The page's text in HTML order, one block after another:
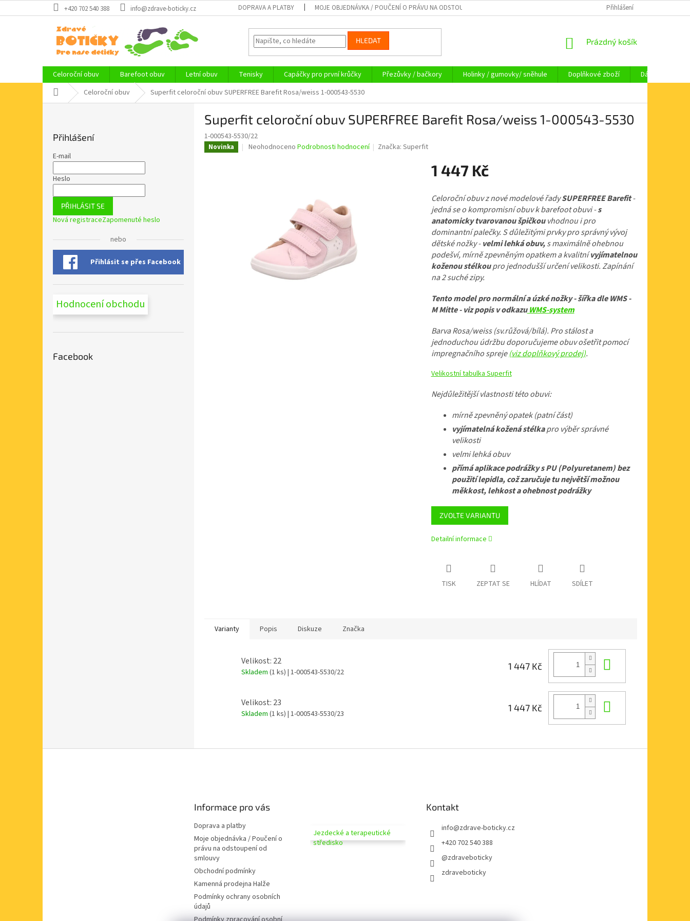
na
+420 702 540 388 info@zdrave-boticky.cz DOPRAVA A PLATBY MOJE OBJEDNÁVKA / POUČENÍ O PRÁVU NA ODSTOUPENÍ OD SMLOUVY KAMENNÁ PRODEJNA
Přihlášení
HLEDAT
NÁKUPNÍ
Prázdný košík
Celoroční obuv Barefoot obuv Letní obuv Tenisky Capáčky pro první krůčky Přezůvky / bačkory Holinky / gumovky/ sněhule Doplňkové zboží
Dárkové
Domů Celoroční obuv Superfit celoroční obuv SUPERFREE Barefit Rosa/weiss 1-000543-5530
Přihlášení
E-mail
Heslo
PŘIHLÁSIT SE
Nová registraceZapomenuté heslo
nebo
Přihlásit se přes Facebook
Hodnocení obchodu
Facebook
Superfit celoroční obuv SUPERFREE Barefit Rosa/weiss 1-000543-5530
1-000543-5530/22
Novinka
Průměrné
Neohodnoceno Podrobnosti hodnocení Značka:Superfit
1 447 Kč
cena:
ZVOLTE VARIANTU
Celoroční obuv z nové modelové řadySUPERFREE Barefit-
jedná se o kompromisní obuv k barefoot obuvi -s
anatomicky tvarovanou špičkouvhodnou i pro
dominantní palečky. S důležitými prvky pro správný vývoj
dětské nožky -velmi lehká obuv,s maximálně ohebnou
podešví, mírně zpevněným opatkem a kvalitnívyjímatelnou
koženou stélkoupro jednodušší určení velikosti. Zapínání
na 2 suché zipy.
Tento model pro normální a úzké nožky - šířka dle WMS -
M Mitte - viz popis v odkazuWMS-system
Barva Rosa/weiss (sv.růžová/bílá). Pro stálost a
jednoduchou údržbu doporučujeme obuv ošetřit pomocí
impregnačního spreje(viz doplňkový prodej).
Velikostní tabulka Superfit
Nejdůležitější vlastnosti této obuvi:
mírně zpevněný opatek (patní část)
vyjímatelná kožená stélkapro výběr správné
velikosti
velmi lehká obuv
přímá aplikace podrážky s PU (Polyuretanem) bez
použití lepidla, což zaručuje tu největší možnou
měkkost, lehkost a ohebnost podrážky
Detailní informace
TISK ZEPTAT SE HLÍDAT SDÍLET
Varianty Popis Diskuze Značka
Velikost: 22
Skladem (1 ks) | 1-000543-5530/22
1 447 Kč
Velikost: 23
Skladem (1 ks) | 1-000543-5530/23
1 447 Kč
Informace pro vás
Doprava a platby
Moje objednávka / Poučení o
právu na odstoupení od
smlouvy
Obchodní podmínky
Kamenná prodejna Halže
Podmínky ochrany osobních
údajů
Jezdecké a terapeutické
středisko
Kontakt
info@zdrave-boticky.cz
+420 702 540 388
@zdraveboticky
zdraveboticky